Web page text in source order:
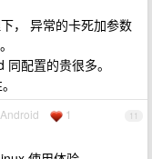
， 异常的卡死加参数
配置的贵很多。
11
1